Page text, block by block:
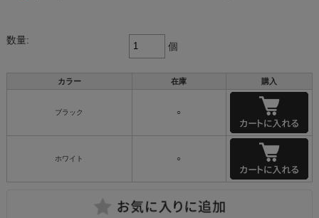
数量:
個
カラー 在庫 購入
ブラック ○
ホワイト ○